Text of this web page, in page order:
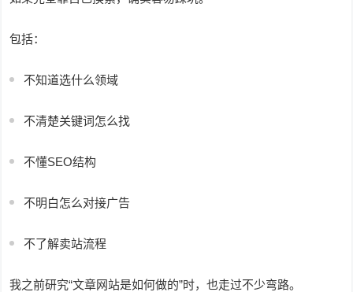
包括：
不知道选什么领域
不清楚关键词怎么找
不懂SEO结构
不明白怎么对接广告
不了解卖站流程
我之前研究“文章网站是如何做的”时，也走过不少弯路。